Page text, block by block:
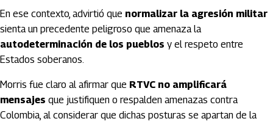
En ese contexto, advirtió que normalizar la agresión militar
sienta un precedente peligroso que amenaza la
autodeterminación de los pueblos y el respeto entre
Estados soberanos.
Morris fue claro al afirmar que RTVC no amplificará
mensajes que justifiquen o respalden amenazas contra
Colombia, al considerar que dichas posturas se apartan de la